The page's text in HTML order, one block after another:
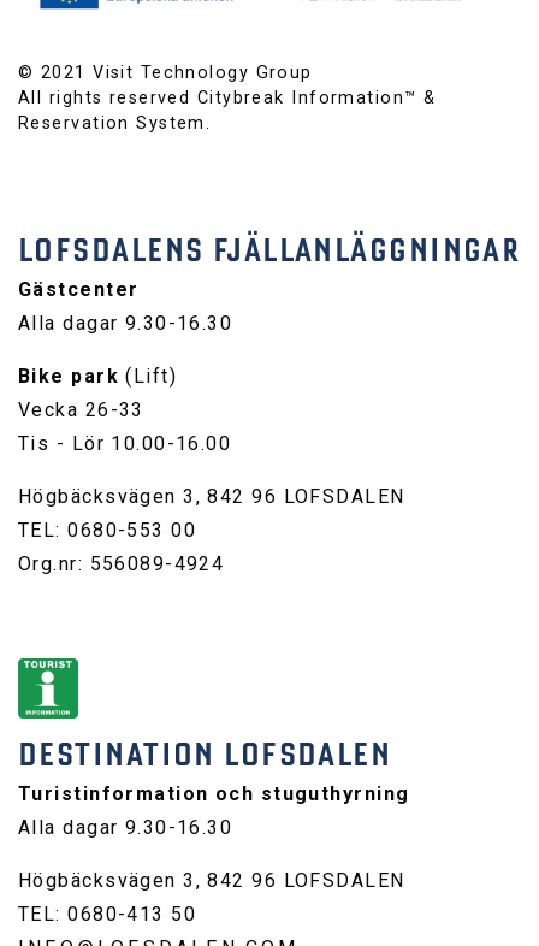
© 2021 Visit Technology Group
All rights reserved Citybreak Information™ &
Reservation System.
DESTINATION LOFSDALEN
Turistinformation och stuguthyrning
Alla dagar 9.30-16.30
Högbäcksvägen 3, 842 96 LOFSDALEN
TEL: 0680-413 50
LOFSDALENS FJÄLLANLÄGGNINGAR
Gästcenter
Alla dagar 9.30-16.30
Bike park (Lift)
Vecka 26-33
Tis - Lör 10.00-16.00
Högbäcksvägen 3, 842 96 LOFSDALEN
TEL: 0680-553 00
Org.nr: 556089-4924